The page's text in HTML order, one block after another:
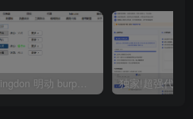
mingdon 明动 burp插件0.2.6版本 本地时间校验去除版